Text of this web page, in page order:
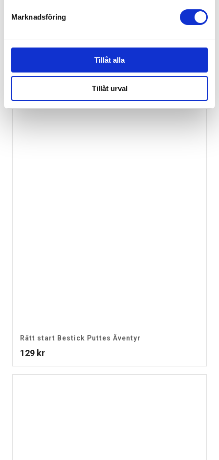
Marknadsföring
Tillåt alla
Tillåt urval
199kr
Rätt start Bestick Puttes Äventyr
129 kr